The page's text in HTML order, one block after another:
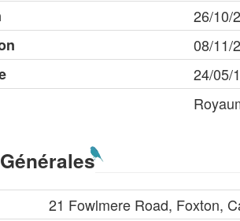
26/10/
08/11/
24/05/
21 Fowlmere Road, Foxton,